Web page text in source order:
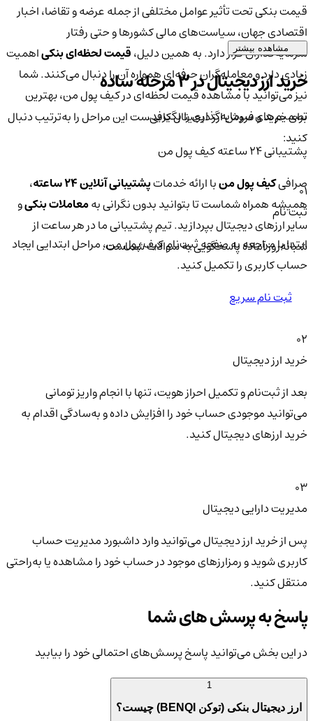
قیمت بنکی تحت تأثیر عوامل مختلفی از جمله عرضه و تقاضا، اخبار
اقتصادی جهان، سیاست‌های مالی کشورها و حتی رفتار
سرمایه‌گذاران قرار دارد. به همین دلیل،قیمت لحظه‌ای بنکیاهمیت
زیادی دارد و معامله‌گران حرفه‌ای همواره آن را دنبال می‌کنند. شما
نیز می‌توانید با مشاهده قیمت لحظه‌ای در کیف پول من، بهترین
تصمیم‌های سرمایه‌گذاری را بگیرید.
پشتیبانی ۲۴ ساعته کیف پول من
صرافیکیف پول منبا ارائه خدماتپشتیبانی آنلاین ۲۴ ساعته
،
همیشه همراه شماست تا بتوانید بدون نگرانی بهمعاملات بنکیو
سایر ارزهای دیجیتال بپردازید. تیم پشتیبانی ما در هر ساعت از
شبانه‌روز آماده پاسخگویی به سوالات شماست.
مشاهده بیشتر
خرید ارز دیجیتال در 3 مرحله ساده
برای خرید و فروش ارز دیجیتال کافی‌ست این مراحل را به‌ترتیب دنبال
کنید:
01
ثبت نام
ابتدا با مراجعه به صفحه ثبت‌نام کیف‌ پول من، مراحل ابتدایی ایجاد
حساب کاربری را تکمیل کنید.
ثبت نام سریع
02
خرید ارز دیجیتال
بعد از ثبت‌نام و تکمیل احراز هویت، تنها با انجام واریز تومانی
می‌توانید موجودی حساب خود را افزایش داده و به‌سادگی اقدام به
خرید ارزهای دیجیتال کنید.
03
مدیریت دارایی دیجیتال
پس از خرید ارز دیجیتال می‌توانید وارد داشبورد مدیریت حساب
کاربری شوید و رمزارزهای موجود در حساب خود را مشاهده یا به‌راحتی
منتقل کنید.
پاسخ به پرسش های شما
در این بخش می‌توانید پاسخ پرسش‌های احتمالی خود را بیابید
ارز دیجیتال بنکی (توکن BENQI) چیست؟